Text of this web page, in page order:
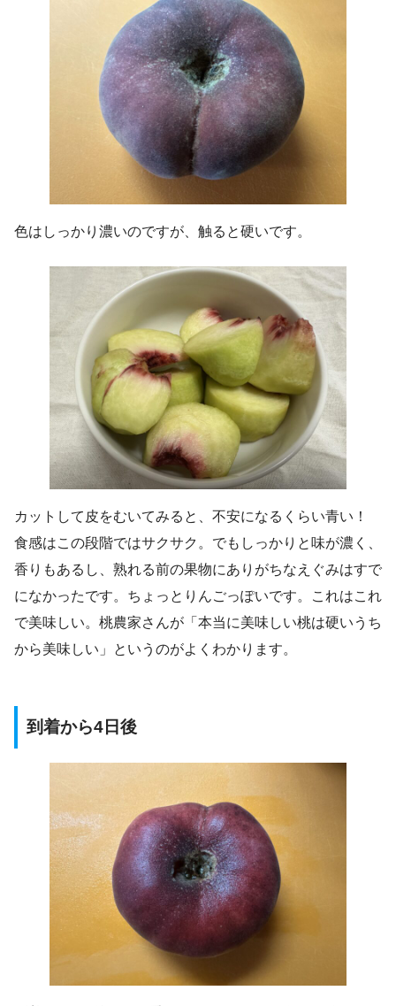
色はしっかり濃いのですが、触ると硬いです。
カットして皮をむいてみると、不安になるくらい青い！
食感はこの段階ではサクサク。でもしっかりと味が濃く、
香りもあるし、熟れる前の果物にありがちなえぐみはすで
になかったです。ちょっとりんごっぽいです。これはこれ
で美味しい。桃農家さんが「本当に美味しい桃は硬いうち
から美味しい」というのがよくわかります。
到着から4日後